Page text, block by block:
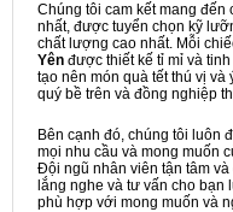
Chúng tôi cam kết mang
nhất, được tuyển chọn kỹ
chất lượng cao nhất. Mỗi
Yên được thiết kế tỉ mỉ và
tạo nên món quà tết thú vị
quý bề trên và đồng nghiệp
Bên cạnh đó, chúng tôi luôn
mọi nhu cầu và mong muốn
Đội ngũ nhân viên tận tâm
lắng nghe và tư vấn cho
phù hợp với mong muốn và